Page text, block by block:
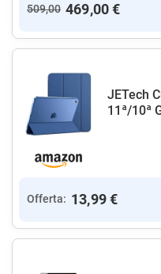
509,00 469,00 €
JETech
11ª/10ª
Offerta: 13,99 €